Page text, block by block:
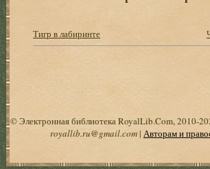
Тигр в лабиринте
© Электронная библиотека RoyalLib.Com, 2010-
royallib.ru@gmail.com| Авторам и